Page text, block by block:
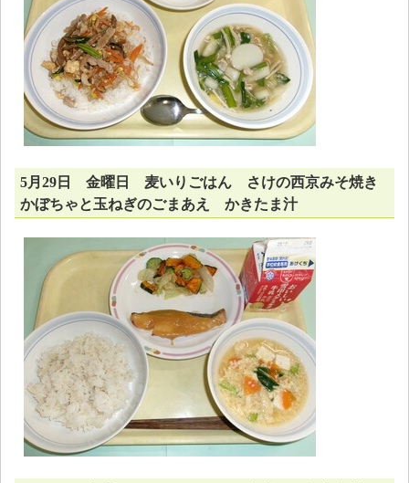
5月29日 金曜日 麦いりごはん さけの西京みそ焼き
かぼちゃと玉ねぎのごまあえ かきたま汁